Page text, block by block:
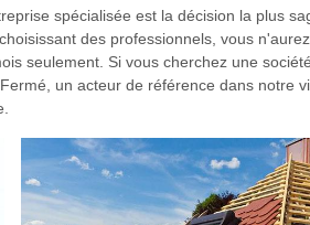
spécialisée est la décision la plus
des professionnels, vous
seulement. Si vous cherchez une
un acteur de référence dans notre